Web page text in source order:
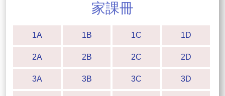
家課冊
1A 1B 1C 1D
2A 2B 2C 2D
3A 3B 3C 3D